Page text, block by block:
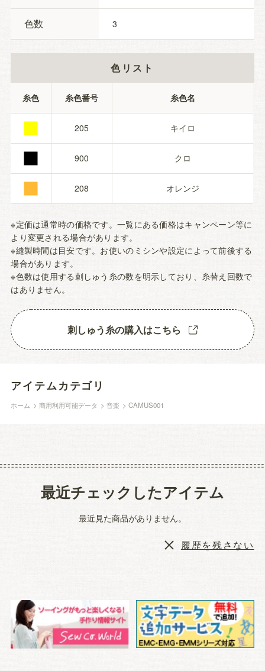
色数 3
色リスト
糸色 糸色番号 糸色名
■ 205 キイロ
■ 900 クロ
■ 208 オレンジ
※定価は通常時の価格です。一覧にある価格はキャンペーン等に
より変更される場合があります。
※縫製時間は目安です。お使いのミシンや設定によって前後する
場合があります。
※色数は使用する刺しゅう糸の数を明示しており、糸替え回数で
はありません。
刺しゅう糸の購入はこちら
アイテムカテゴリ
ホーム >商用利用可能データ >音楽 >CAMUS001
最近チェックしたアイテム
最近見た商品がありません。
履歴を残さない